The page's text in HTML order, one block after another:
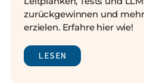
zurückgewinnen und
erzielen. Erfahre hier wie!
LESEN